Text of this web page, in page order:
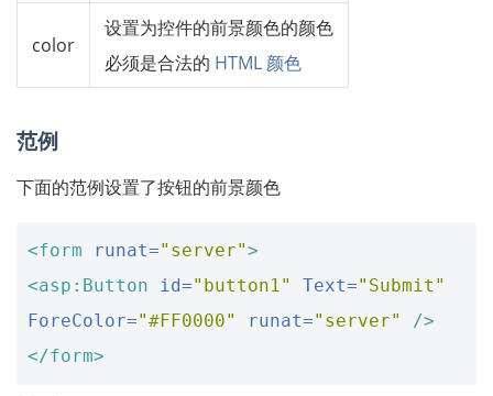
color
设置为控件的前景颜色的颜色
必须是合法的 HTML 颜色
范例
下面的范例设置了按钮的前景颜色
<form runat="server">
<asp:Button
id="button1" Text="Submit"
ForeColor="#FF0000" runat="server"
/>
</form>